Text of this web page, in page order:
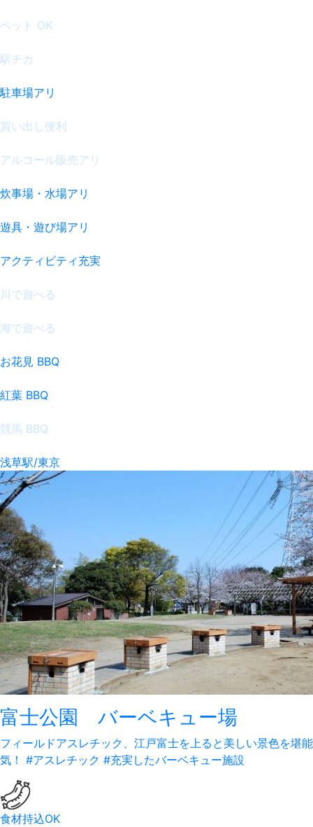
ペット OK
駅チカ
駐車場アリ
買い出し便利
アルコール販売アリ
炊事場・水場アリ
遊具・遊び場アリ
アクティビティ充実
川で遊べる
海で遊べる
お花見 BBQ
紅葉 BBQ
競馬 BBQ
浅草駅/東京
富士公園 バーベキュー場
フィールドアスレチック、江戸富士を上ると美しい景色を堪
気！ #アスレチック #充実したバーベキュー施設
食材持込OK